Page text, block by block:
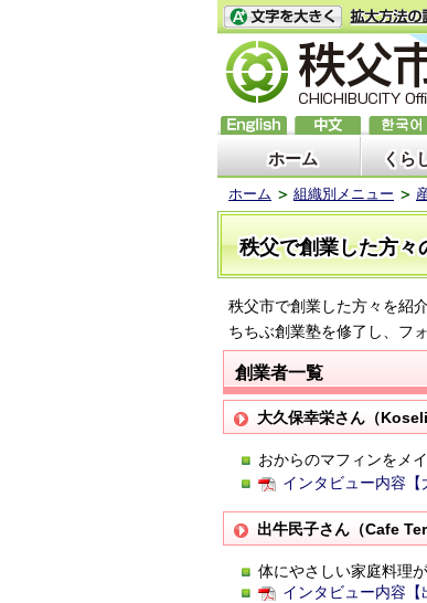
ホーム くら
ホーム 組織別メニュー
秩父で創業した方々
秩父市で創業した方々を紹介
ちちぶ創業塾を修了し、フ
創業者一覧
大久保幸栄さん（
おからのマフィンをメ
インタビュー内容
出牛民子さん（Cafe
体にやさしい家庭料理
インタビュー内容